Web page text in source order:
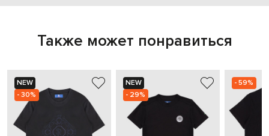
Также может понравиться
NEW
- 30%
NEW
- 29%
- 59%